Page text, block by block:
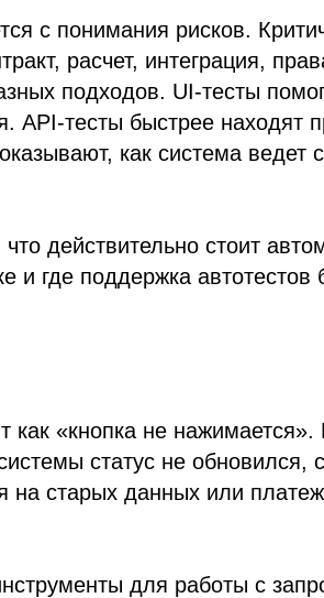
с понимания рисков.
расчет, интеграция,
подходов. UI-тесты
API-тесты быстрее находят
как система ведет
действительно стоит
и где поддержка автотестов
как «кнопка не
статус не обновился,
на старых данных или
для работы с